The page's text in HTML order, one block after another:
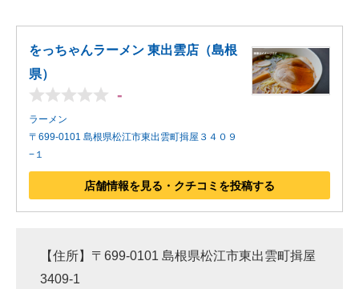
をっちゃんラーメン 東出雲店（島根
県）
-
ラーメン
〒699-0101 島根県松江市東出雲町揖屋３４０９
−１
店舗情報を見る・クチコミを投稿する
【住所】〒699-0101 島根県松江市東出雲町揖屋
3409-1